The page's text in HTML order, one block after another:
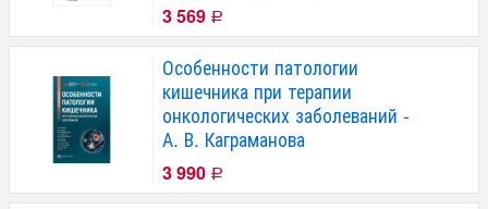
3 569 Р
Особенности патологии
кишечника при терапии
онкологических заболеваний -
А. В. Каграманова
3 990 Р